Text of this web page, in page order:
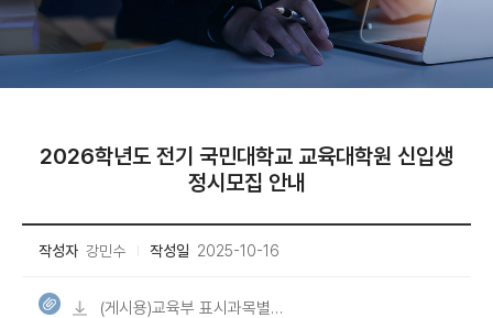
2026학년도 전기 국민대학교 교육대학원 신입생
정시모집 안내
작성자 강민수 작성일 2025-10-16
(게시용)교육부 표시과목별